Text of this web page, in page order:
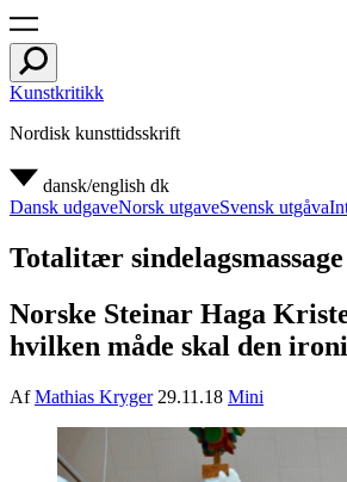
Kunstkritikk
Nordisk kunsttidsskrift
dansk/english dk
Dansk udgaveNorsk utgaveSvensk utgåva
Totalitær sindelagsmassage
Norske Steinar Haga
hvilken måde skal den
AfMathias Kryger 29.11.18 Mini